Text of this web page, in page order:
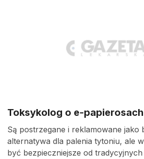
Toksykolog o e-papierosach
Są postrzegane i reklamowane jako
alternatywa dla palenia tytoniu, ale
być bezpieczniejsze od